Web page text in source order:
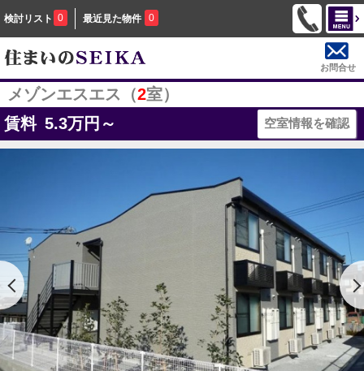
検討リスト 0 最近見た物件 0
お問合せ
メゾンエスエス（2室）
賃料 5.3万円～ 空室情報を確認